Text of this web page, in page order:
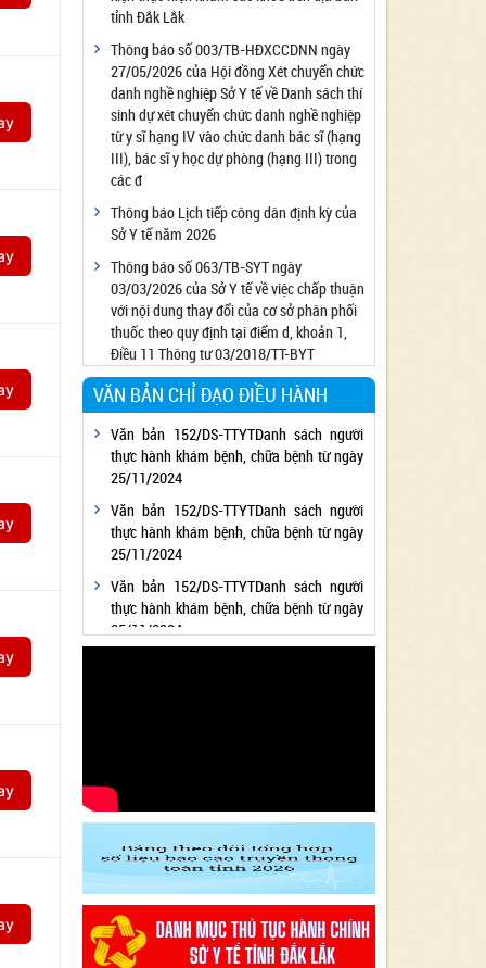
Công bố đủ điều kiện cung cấp dịch vụ diệt
côn trùng, diệt khuẩn bằng chế phẩm
Công bố cơ sở đủ điều kiện quan trắc môi
trường lao động
Công bố hồ sơ về trang thiết bị y tế
Công bố cơ sở đủ điều kiện tiêm chủng
Cơ sở Massage đủ điều kiện hoạt động
Cơ sở thẩm mỹ đủ điều kiện hoạt động
tỉnh Đắk Lắk
Thông báo số 003/TB-HĐXCCDNN ngày
27/05/2026 của Hội đồng Xét chuyển chức
danh nghề nghiệp Sở Y tế về Danh sách thí
sinh dự xét chuyển chức danh nghề nghiệp
từ y sĩ hạng IV vào chức danh bác sĩ (hạng
III), bác sĩ y học dự phòng (hạng III) trong
các đ
Thông báo Lịch tiếp công dân định kỳ của
Sở Y tế năm 2026
Thông báo số 063/TB-SYT ngày
03/03/2026 của Sở Y tế về việc chấp thuận
với nội dung thay đổi của cơ sở phân phối
thuốc theo quy định tại điểm d, khoản 1,
Điều 11 Thông tư 03/2018/TT-BYT
VĂN BẢN CHỈ ĐẠO ĐIỀU HÀNH
Văn bản 152/DS-TTYTDanh sách người
thực hành khám bệnh, chữa bệnh từ ngày
25/11/2024
Văn bản 152/DS-TTYTDanh sách người
thực hành khám bệnh, chữa bệnh từ ngày
25/11/2024
Văn bản 152/DS-TTYTDanh sách người
thực hành khám bệnh, chữa bệnh từ ngày
25/11/2024
2024 - Lĩnh vực Y tế
Văn bản 24/KH-SYT về việc thực hiện
Chương trình hành động thực hiện Nghị
quyết số 01/NQ-CP ngày 05/01/2024 của
Chính phủ về nhiệm vụ, giải pháp chủ yếu
thực hiện Kế hoạch phát triển kinh tế - xã
hội và Dự toán ngân sách nhà nước năm
2024 - Lĩnh vực Y tế